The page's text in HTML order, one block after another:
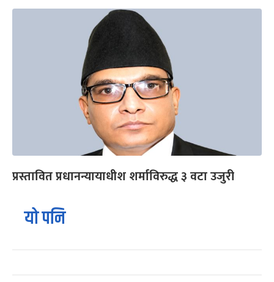
प्रस्तावित प्रधानन्यायाधीश शर्माविरुद्ध ३ वटा उजुरी
यो पनि